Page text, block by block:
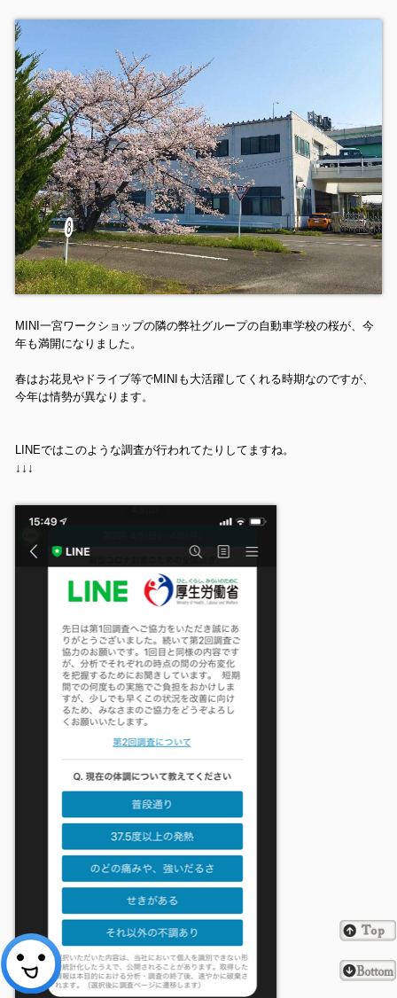
MINI一宮ワークショップの隣の弊社グループの自動車学校の桜が、今
年も満開になりました。
春はお花見やドライブ等でMINIも大活躍してくれる時期なのですが、
今年は情勢が異なります。
LINEではこのような調査が行われてたりしてますね。
↓ ↓ ↓